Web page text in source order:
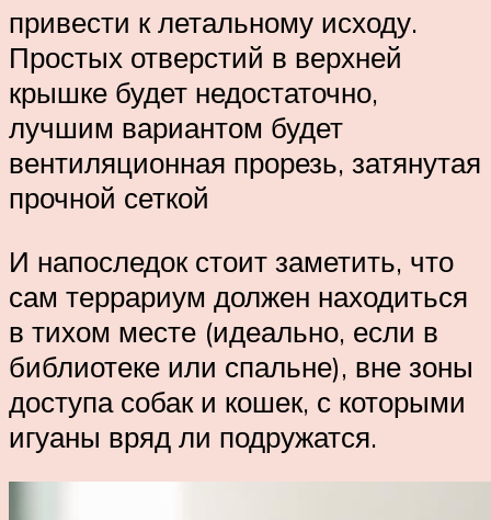
привести к летальному исходу.
Простых отверстий в верхней
крышке будет недостаточно,
лучшим вариантом будет
вентиляционная прорезь, затянутая
прочной сеткой
И напоследок стоит заметить, что
сам террариум должен находиться
в тихом месте (идеально, если в
библиотеке или спальне), вне зоны
доступа собак и кошек, с которыми
игуаны вряд ли подружатся.